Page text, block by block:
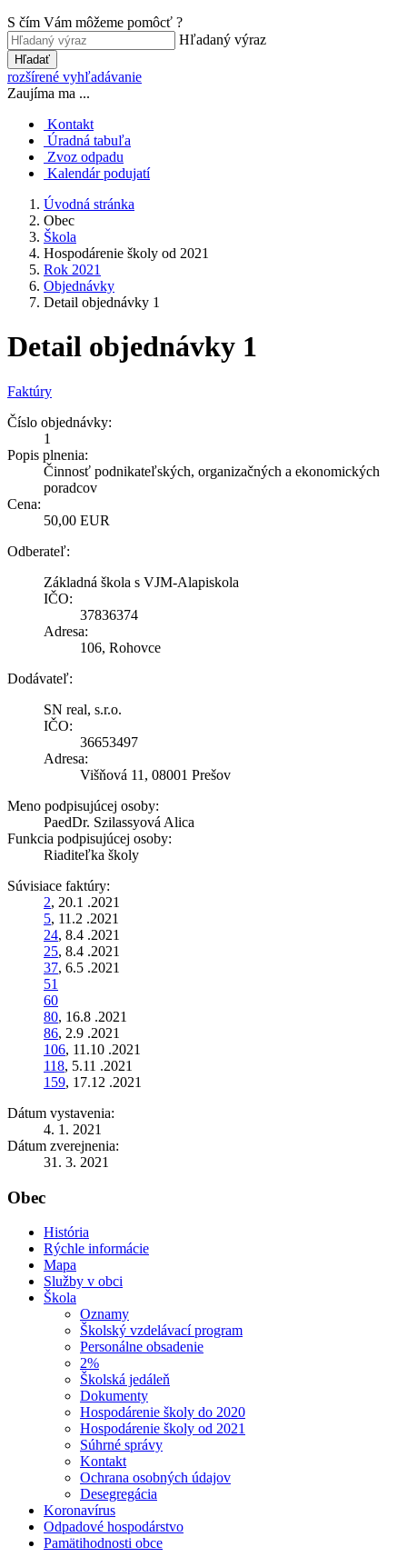
S čím Vám môžeme pomôcť ?
Hľadaný výraz
Hľadať
rozšírené vyhľadávanie
Zaujíma ma ...
Kontakt
Úradná tabuľa
Zvoz odpadu
Kalendár podujatí
Úvodná stránka
Obec
Škola
Hospodárenie školy od 2021
Rok 2021
Objednávky
Detail objednávky 1
Detail objednávky 1
Faktúry
Číslo objednávky:
1
Popis plnenia:
Činnosť podnikateľských, organizačných a ekonomických
poradcov
Cena:
50,00 EUR
Odberateľ:
Základná škola s VJM-Alapiskola
IČO:
37836374
Adresa:
106, Rohovce
Dodávateľ:
SN real, s.r.o.
IČO:
36653497
Adresa:
Višňová 11, 08001 Prešov
Meno podpisujúcej osoby:
PaedDr. Szilassyová Alica
Funkcia podpisujúcej osoby:
Riaditeľka školy
Súvisiace faktúry:
2, 20.1 .2021
5, 11.2 .2021
24, 8.4 .2021
25, 8.4 .2021
37, 6.5 .2021
51
60
80, 16.8 .2021
86, 2.9 .2021
106, 11.10 .2021
118, 5.11 .2021
159, 17.12 .2021
Dátum vystavenia:
4. 1. 2021
Dátum zverejnenia:
31. 3. 2021
Obec
História
Rýchle informácie
Mapa
Služby v obci
Škola
Oznamy
Školský vzdelávací program
Personálne obsadenie
2%
Školská jedáleň
Dokumenty
Hospodárenie školy do 2020
Hospodárenie školy od 2021
Súhrné správy
Kontakt
Ochrana osobných údajov
Desegregácia
Koronavírus
Odpadové hospodárstvo
Pamätihodnosti obce